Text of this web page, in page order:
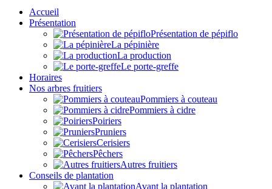
Accueil
Présentation
Présentation de pépiflo
La pépinière
La production
Le porte-greffe
Horaires
Nos arbres fruitiers
Pommiers à couteau
Pommiers à cidre
Poiriers
Pruniers
Cerisiers
Pêchers
Autres fruitiers
Conseils de plantation
Avant la plantation